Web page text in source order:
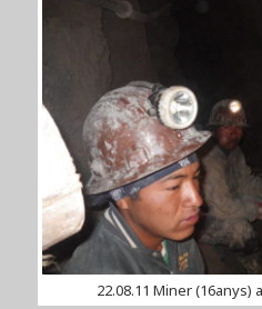
22.08.11 Miner (16anys)